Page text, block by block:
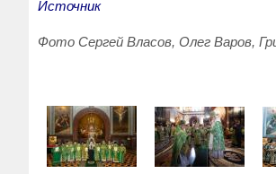
Источник
Фото Сергей Власов, Олег Варов,